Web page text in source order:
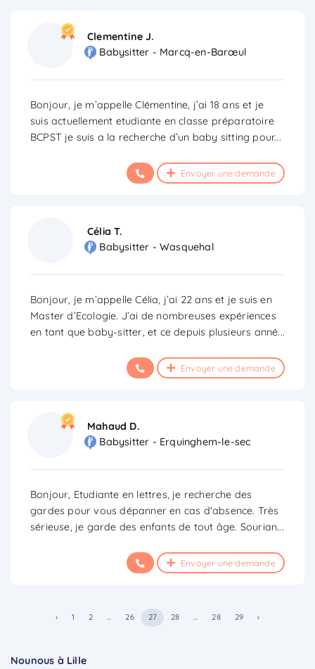
Nounous à Lille
Clementine J.
Babysitter - Marcq-en-Barœul
Bonjour, je m’appelle Clémentine, j’ai 18 ans et je
suis actuellement etudiante en classe préparatoire
BCPST je suis a la recherche d’un baby sitting pour...
Envoyer une demande
Célia T.
Babysitter - Wasquehal
Bonjour, je m’appelle Célia, j’ai 22 ans et je suis en
Master d’Ecologie. J’ai de nombreuses expériences
en tant que baby-sitter, et ce depuis plusieurs anné...
Envoyer une demande
Mahaud D.
Babysitter - Erquinghem-le-sec
Bonjour, Etudiante en lettres, je recherche des
gardes pour vous dépanner en cas d'absence. Très
sérieuse, je garde des enfants de tout âge. Sourian...
Envoyer une demande
‹ 1 2 ... 26 27 28 ... 28 29 ›